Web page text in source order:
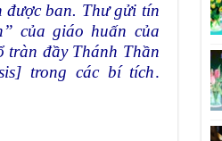
được ban. Thư gửi tín
của giáo huấn của
tràn đầy Thánh Thần
trong các bí tích.